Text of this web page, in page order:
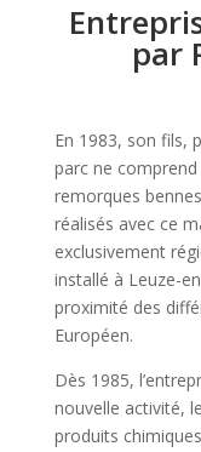
par
En 1983, son fils,
parc ne
remorques
réalisés avec ce
exclusivement
installé à Leuze-
proximité des
Européen.
Dès 1985,
nouvelle activité,
produits